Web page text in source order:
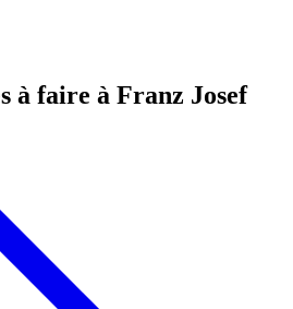
à faire à Franz Josef